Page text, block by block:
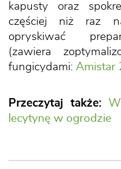
kapusty oraz
częściej niż raz
opryskiwać
(zawiera
fungicydami: Amistar
Przeczytaj także:
lecytynę w ogrodzie